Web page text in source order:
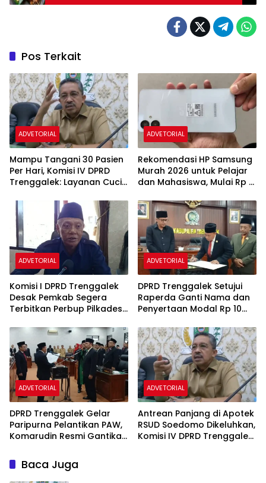
Pos Terkait
ADVETORIAL
Mampu Tangani 30 Pasien
Per Hari, Komisi IV DPRD
Trenggalek: Layanan Cuci
Segera Beroperasi
ADVETORIAL
Rekomendasi HP Samsung
Murah 2026 untuk Pelajar
dan Mahasiswa, Mulai Rp 1
ADVETORIAL
Komisi I DPRD Trenggalek
Desak Pemkab Segera
Terbitkan Perbup Pilkades
ADVETORIAL
DPRD Trenggalek Setujui
Raperda Ganti Nama dan
Penyertaan Modal Rp 10
Perda
ADVETORIAL
DPRD Trenggalek Gelar
Paripurna Pelantikan PAW,
Komarudin Resmi Gantikan
ADVETORIAL
Antrean Panjang di Apotek
RSUD Soedomo Dikeluhkan,
Komisi IV DPRD Trenggalek
Baca Juga